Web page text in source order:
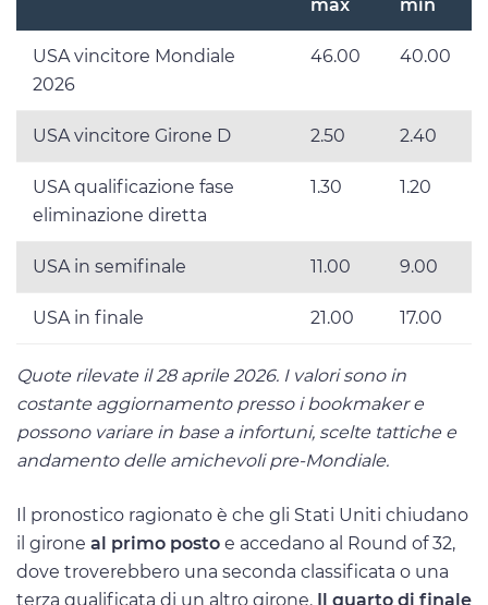
max
min
USA vincitore Mondiale
2026
46.00 40.00
USA vincitore Girone D 2.50 2.40
USA qualificazione fase
eliminazione diretta
1.30 1.20
USA in semifinale 11.00 9.00
USA in finale 21.00 17.00
Quote rilevate il 28 aprile 2026. I valori sono in
costante aggiornamento presso i bookmaker e
possono variare in base a infortuni, scelte tattiche e
andamento delle amichevoli pre-Mondiale.
Il pronostico ragionato è che gli Stati Uniti chiudano
il girone al primo posto e accedano al Round of 32,
dove troverebbero una seconda classificata o una
terza qualificata di un altro girone. Il quarto di finale